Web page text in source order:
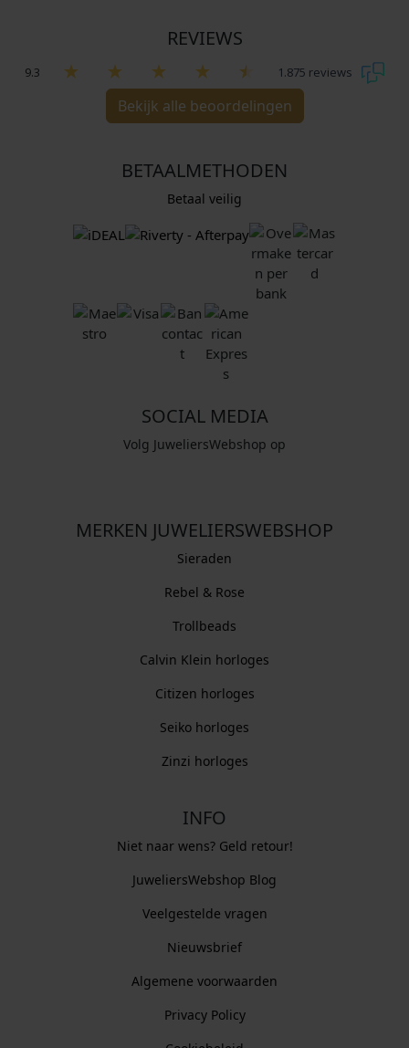
REVIEWS
9.3 1.875 reviews
Bekijk alle beoordelingen
BETAALMETHODEN
Betaal veilig
SOCIAL MEDIA
Volg JuweliersWebshop op
MERKEN JUWELIERSWEBSHOP
Sieraden
Rebel & Rose
Trollbeads
Calvin Klein horloges
Citizen horloges
Seiko horloges
Zinzi horloges
INFO
Niet naar wens? Geld retour!
JuweliersWebshop Blog
Veelgestelde vragen
Nieuwsbrief
Algemene voorwaarden
Privacy Policy